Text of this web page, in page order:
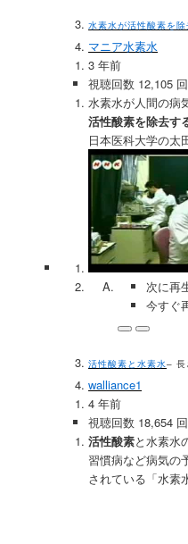
水素水が活性酸素を
マニア水素水
3 年前
視聴回数 12,105 回
水素水が人間の病
活性酸素を除去す
日本医科大学の
次に再
今すぐ
活性酸素と水素水– 長
walliance1
4 年前
視聴回数 18,654 回
活性酸素と水素水
習慣病など病気の
されている「水